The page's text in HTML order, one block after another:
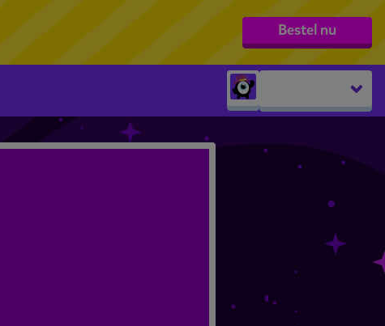
Bestel nu
groep 1
groep 4
groep 5